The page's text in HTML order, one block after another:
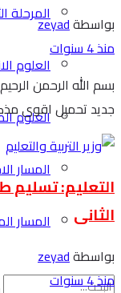
المرحلة
العلوم
العلوم
المسار
المسار
بواسطةzeyad
منذ 4 سنوات
بسم الله الرحمن
جديد تحميل اقوى
التعليم: تسليم
الثانى
بواسطةzeyad
منذ 4 سنوات